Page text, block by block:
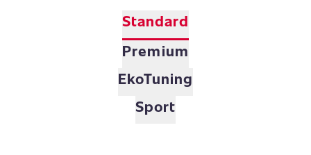
Standard
Premium
EkoTuning
Sport